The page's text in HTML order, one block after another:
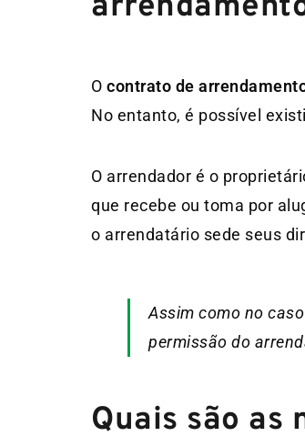
O contrato de
No entanto, é possível
O arrendador é o
que recebe ou toma por
o arrendatário sede seus
Assim como no
permissão do
Quais são as